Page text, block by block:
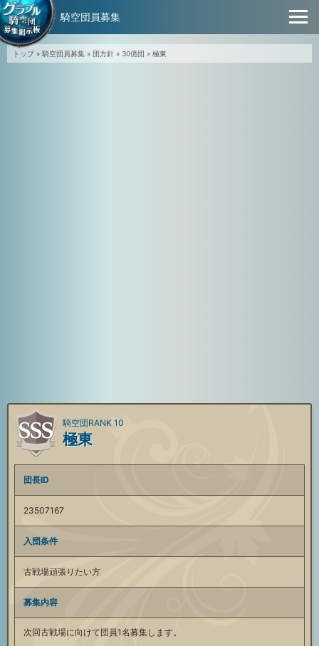
トップ» 騎空団員募集 » 団方針 » 30億団 » 極東
極東
騎空団RANK 10
団長ID
23507167
入団条件
古戦場頑張りたい方
募集内容
次回古戦場に向けて団員1名募集します。
騎空団員募集